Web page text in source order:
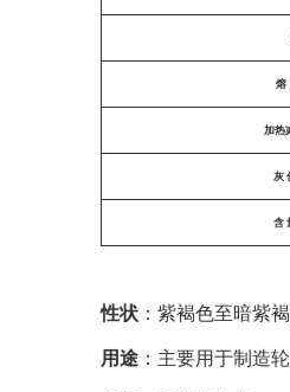
熔
加热
灰
含
性状 ：紫褐色至暗紫
用途 ：主要用于制造